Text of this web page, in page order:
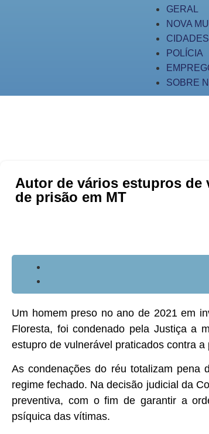
GERAL
NOVA
CIDADES
POLÍCIA
SOBRE
Autor de vários estupros de
de prisão em MT
Um homem preso no ano de 2021 em
Floresta, foi condenado pela Justiça a
estupro de vulnerável praticados contra
As condenações do réu totalizam pena
regime fechado. Na decisão judicial da
preventiva, com o fim de garantir a
psíquica das vítimas.